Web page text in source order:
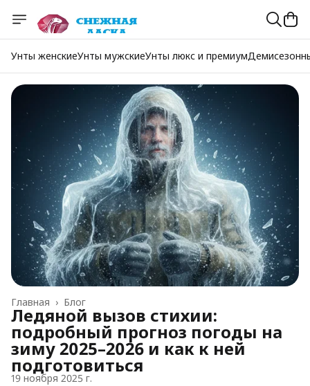
Унты женскиеУнты мужскиеУнты люкс и премиум
Блог
Главная ›
Ледяной вызов стихии:
подробный прогноз погоды на
зиму 2025–2026 и как к ней
подготовиться
19 ноября 2025 г.